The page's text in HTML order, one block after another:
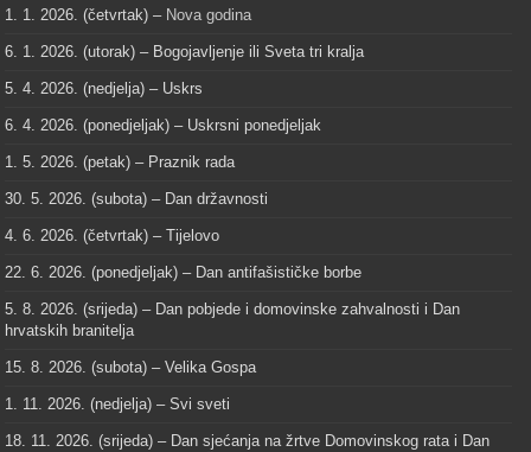
1. 1. 2026. (četvrtak) – Nova godina
6. 1. 2026. (utorak) – Bogojavljenje ili Sveta tri kralja
5. 4. 2026. (nedjelja) – Uskrs
6. 4. 2026. (ponedjeljak) – Uskrsni ponedjeljak
1. 5. 2026. (petak) – Praznik rada
30. 5. 2026. (subota) – Dan državnosti
4. 6. 2026. (četvrtak) – Tijelovo
22. 6. 2026. (ponedjeljak) – Dan antifašističke borbe
5. 8. 2026. (srijeda) – Dan pobjede i domovinske zahvalnosti i Dan
hrvatskih branitelja
15. 8. 2026. (subota) – Velika Gospa
1. 11. 2026. (nedjelja) – Svi sveti
18. 11. 2026. (srijeda) – Dan sjećanja na žrtve Domovinskog rata i Dan